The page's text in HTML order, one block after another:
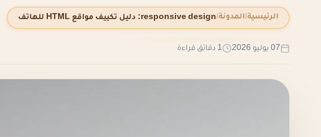
الرئيسية المدونة responsive design: دليل تكييف مواقع HTML للهاتف
07 يوليو 2026 1 دقائق قراءة